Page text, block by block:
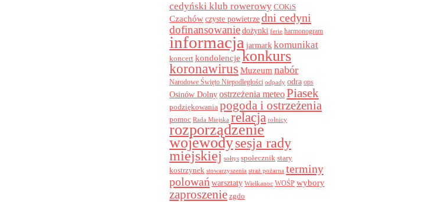
cedyński klub rowerowy COKiS
Czachówczyste powietrzedni cedyni
dofinansowanie dożynki ferie harmonogram
informacja jarmark komunikat
koncert kondolencje konkurs
koronawirus Muzeum nabór
Narodowe Święto Niepodległości odpady odra ops
Osinów Dolnyostrzeżenia meteoPiasek
podziękowania pogoda i ostrzeżenia
pomoc Rada Miejska relacja rolnicy
rozporządzenie
wojewodysesja rady
miejskiej sołtys społecznik stary
kostrzynek stowarzyszenia straż pożarna terminy
polowań warsztaty Wielkanoc WOŚP wybory
zaproszenie zgdo